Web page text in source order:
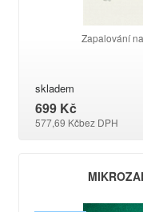
Zapalování
skladem
699 Kč
577,69 Kčbez DPH